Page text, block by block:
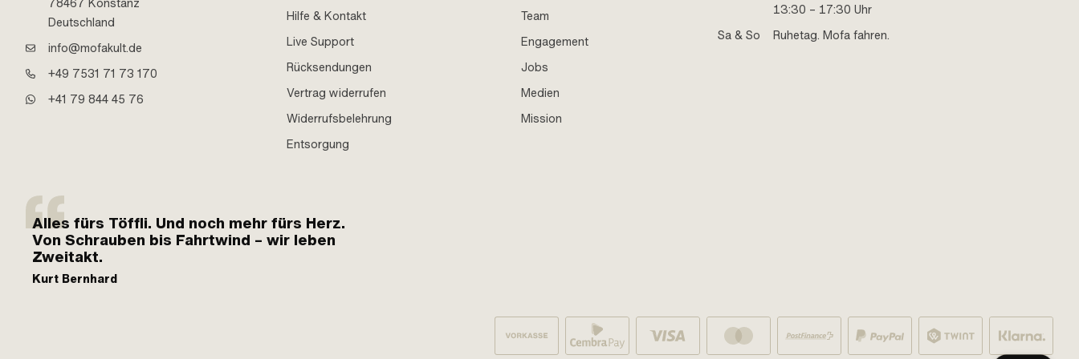
78467 Konstanz
Deutschland
info@mofakult.de
+49 7531 71 73 170
+41 79 844 45 76
Hilfe & Kontakt
Live Support
Rücksendungen
Vertrag widerrufen
Widerrufsbelehrung
Entsorgung
Team
Engagement
Jobs
Medien
Mission
13:30 – 17:30 Uhr
Sa & So
Ruhetag. Mofa fahren.
Alles fürs Töffli. Und noch mehr fürs Herz.
Von Schrauben bis Fahrtwind – wir leben
Zweitakt.
Kurt Bernhard